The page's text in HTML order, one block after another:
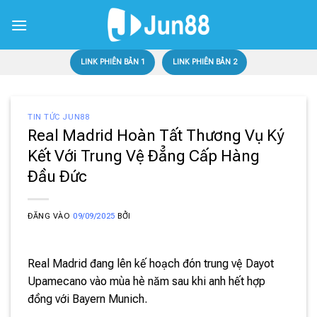
qua
LINK PHIÊN BẢN 1 LINK PHIÊN BẢN 2
TIN TỨC JUN88
Real Madrid Hoàn Tất Thương Vụ Ký
Kết Với Trung Vệ Đẳng Cấp Hàng
Đầu Đức
ĐĂNG VÀO 09/09/2025 BỞI
Real Madrid đang lên kế hoạch đón trung vệ Dayot
Upamecano vào mùa hè năm sau khi anh hết hợp
đồng với Bayern Munich.